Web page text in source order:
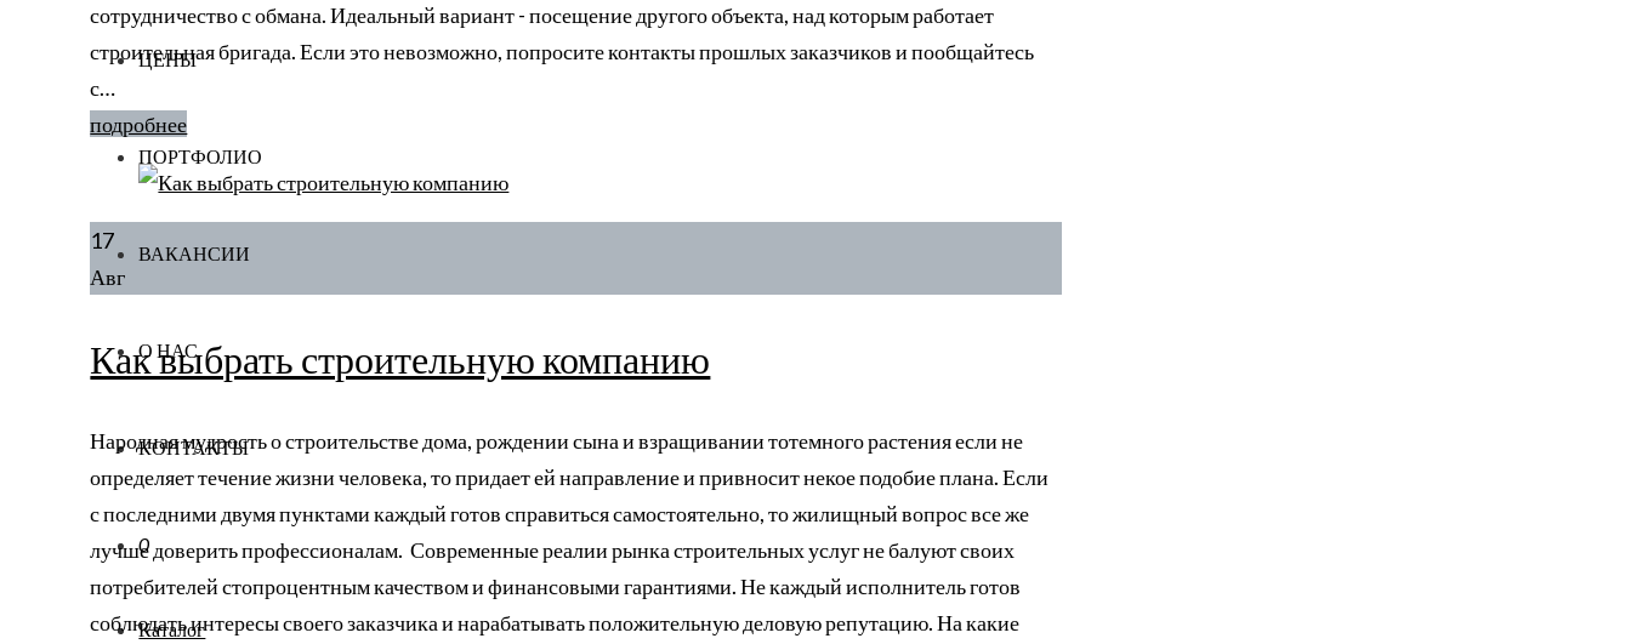
ЦЕНЫ
ПОРТФОЛИО
ВАКАНСИИ
О НАС
КОНТАКТЫ
0
Каталог
сотрудничество с обмана. Идеальный вариант - посещение другого объекта, над которым работает
строительная бригада. Если это невозможно, попросите контакты прошлых заказчиков и пообщайтесь
с…
подробнее
17
Авг
Как выбрать строительную компанию
Народная мудрость о строительстве дома, рождении сына и взращивании тотемного растения если не
определяет течение жизни человека, то придает ей направление и привносит некое подобие плана. Если
с последними двумя пунктами каждый готов справиться самостоятельно, то жилищный вопрос все же
лучше доверить профессионалам. Современные реалии рынка строительных услуг не балуют своих
потребителей стопроцентным качеством и финансовыми гарантиями. Не каждый исполнитель готов
соблюдать интересы своего заказчика и нарабатывать положительную деловую репутацию. На какие